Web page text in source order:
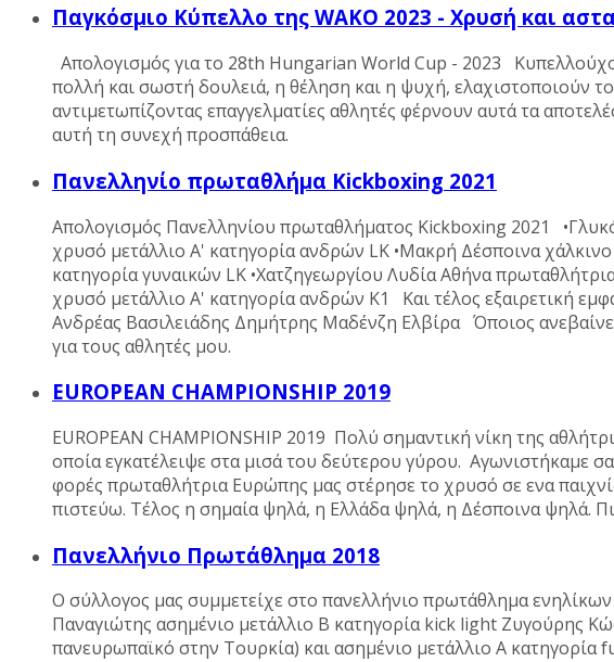
Παγκόσμιο Κύπελλο της WAKO 2023 - Χρυσή και
Απολογισμός για το 28th Hungarian World Cup - 2023
πολλή και σωστή δουλειά, η θέληση και η ψυχή, ελαχιστοποιούν
αντιμετωπίζοντας επαγγελματίες αθλητές φέρνουν αυτά τα
αυτή τη συνεχή προσπάθεια.
Πανελληνίο πρωταθλήμα Kickboxing 2021
Απολογισμός Πανελληνίου πρωταθλήματος Kickboxing 2021
χρυσό μετάλλιο Α' κατηγορία ανδρών LK •Μακρή Δέσποινα
κατηγορία γυναικών LK •Χατζηγεωργίου Λυδία Αθήνα
χρυσό μετάλλιο Α' κατηγορία ανδρών Κ1 Και τέλος εξαιρετική
Ανδρέας Βασιλειάδης Δημήτρης Μαδένζη Ελβίρα Όποιος
για τους αθλητές μου.
EUROPEAN CHAMPIONSHIP 2019
EUROPEAN CHAMPIONSHIP 2019 Πολύ σημαντική νίκη της
οποία εγκατέλειψε στα μισά του δεύτερου γύρου. Αγωνιστήκαμε
φορές πρωταθλήτρια Ευρώπης μας στέρησε το χρυσό σε ενα
πιστεύω. Τέλος η σημαία ψηλά, η Ελλάδα ψηλά, η Δέσποινα ψηλά.
Πανελλήνιο Πρωτάθλημα 2018
Ο σύλλογος μας συμμετείχε στο πανελλήνιο πρωτάθλημα
Παναγιώτης ασημένιο μετάλλιο B κατηγορία kick light Ζυγούρης
πανευρωπαϊκό στην Τουρκία) και ασημένιο μετάλλιο Α